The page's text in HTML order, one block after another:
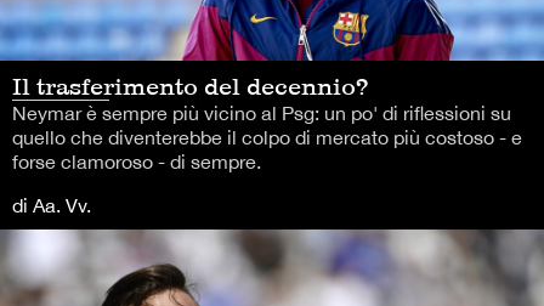
Il trasferimento del decennio?
Neymar è sempre più vicino al Psg: un po' di riflessioni su
quello che diventerebbe il colpo di mercato più costoso - e
forse clamoroso - di sempre.
di Aa. Vv.